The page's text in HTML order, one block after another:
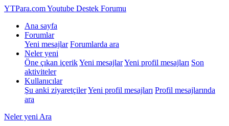
YTPara.comYoutube Destek Forumu
Ana sayfa
Forumlar
Yeni mesajlar Forumlarda ara
Neler yeni
Öne çıkan içerikYeni mesajlarYeni profil mesajları Son
aktiviteler
Kullanıcılar
Şu anki ziyaretçilerYeni profil mesajları Profil mesajlarında
ara
Neler yeni Ara